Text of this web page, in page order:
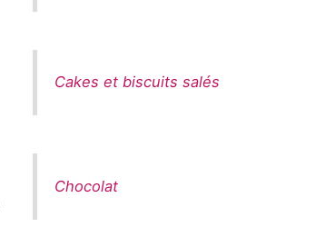
Cakes et biscuits salés
Chocolat